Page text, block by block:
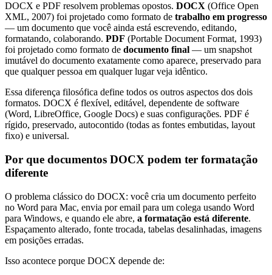
DOCX e PDF resolvem problemas opostos. DOCX (Office Open
XML, 2007) foi projetado como formato de trabalho em progresso
— um documento que você ainda está escrevendo, editando,
formatando, colaborando. PDF (Portable Document Format, 1993)
foi projetado como formato de documento final — um snapshot
imutável do documento exatamente como aparece, preservado para
que qualquer pessoa em qualquer lugar veja idêntico.
Essa diferença filosófica define todos os outros aspectos dos dois
formatos. DOCX é flexível, editável, dependente de software
(Word, LibreOffice, Google Docs) e suas configurações. PDF é
rígido, preservado, autocontido (todas as fontes embutidas, layout
fixo) e universal.
Por que documentos DOCX podem ter formatação
diferente
O problema clássico do DOCX: você cria um documento perfeito
no Word para Mac, envia por email para um colega usando Word
para Windows, e quando ele abre, a formatação está diferente.
Espaçamento alterado, fonte trocada, tabelas desalinhadas, imagens
em posições erradas.
Isso acontece porque DOCX depende de: